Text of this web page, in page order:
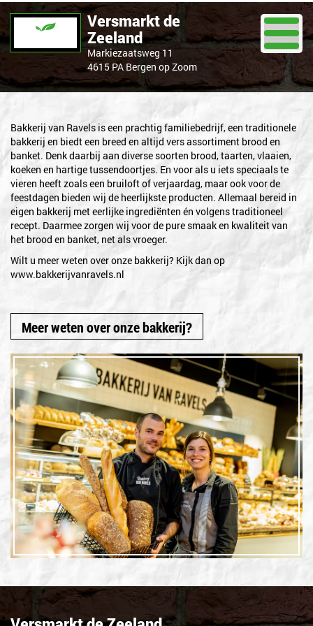
Versmarkt de
Zeeland
Markiezaatsweg 11
4615 PA Bergen op Zoom
Bakkerij van Ravels
MEER DAN 185 JAAR BAKKERSAMBACHT
Bakkerij van Ravels is een prachtig familiebedrijf, een traditionele
bakkerij en biedt een breed en altijd vers assortiment brood en
banket. Denk daarbij aan diverse soorten brood, taarten, vlaaien,
koeken en hartige tussendoortjes. En voor als u iets speciaals te
vieren heeft zoals een bruiloft of verjaardag, maar ook voor de
feestdagen bieden wij de heerlijkste producten. Allemaal bereid in
eigen bakkerij met eerlijke ingrediënten én volgens traditioneel
recept. Daarmee zorgen wij voor de pure smaak en kwaliteit van
het brood en banket, net als vroeger.
Wilt u meer weten over onze bakkerij? Kijk dan op
www.bakkerijvanravels.nl
Meer weten over onze bakkerij?